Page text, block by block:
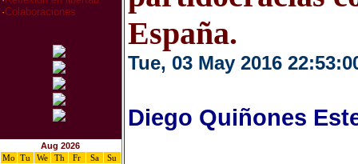
·Colaboraciones
Aug 2026
Mo
Tu We Th Fr Sa
Su
España.
Tue, 03 May 2016
Diego Quiñones